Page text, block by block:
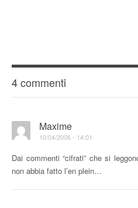
4 commenti
Maxime
10/04/2006 - 14:01
Dai commenti “cifrati” che si
non abbia fatto l’en plein…